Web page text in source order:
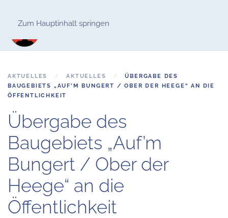
Zum Hauptinhalt springen
AKTUELLES AKTUELLES
ÜBERGABE DES
BAUGEBIETS „AUF’M BUNGERT / OBER DER HEEGE“ AN DIE
ÖFFENTLICHKEIT
Übergabe des
Baugebiets „Auf’m
Bungert / Ober der
Heege“ an die
Öffentlichkeit